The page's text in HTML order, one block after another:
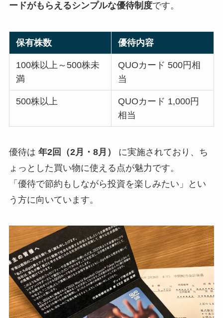
ードがもらえるシンプルな優待制度です。
保有株数 優待内容
100株以上～500株未
満
QUOカード 500円相
当
500株以上
QUOカード 1,000円
相当
優待は 年2回（2月・8月）
に実施されており、ち
ょっとした買い物に使える点が魅力です。
「優待で節約もしながら投資を楽しみたい」とい
う方に向いています。